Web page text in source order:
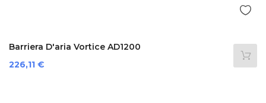
Barriera D'aria Vortice AD1200
Prezzo
226,11 €